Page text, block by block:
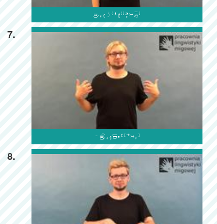

7.

8.